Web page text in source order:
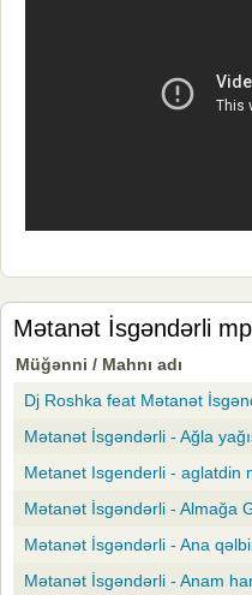
Mətanət İsgəndərli
Müğənni / Mahnı adı
Dj Roshka feat Mətanət
Mətanət İsgəndərli - Ağla
Metanet Isgenderli - aglatdin
Mətanət İsgəndərli - Almağa
Mətanət İsgəndərli - Ana
Mətanət İsgəndərli - Anam